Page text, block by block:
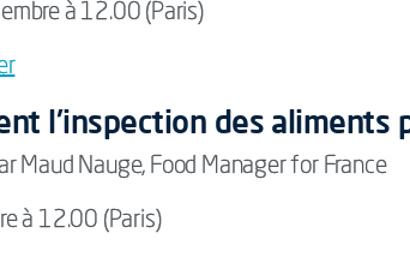
à 12.00 (Paris)
l'inspection des
Maud Nauge, Food Manager for France
à 12.00 (Paris)